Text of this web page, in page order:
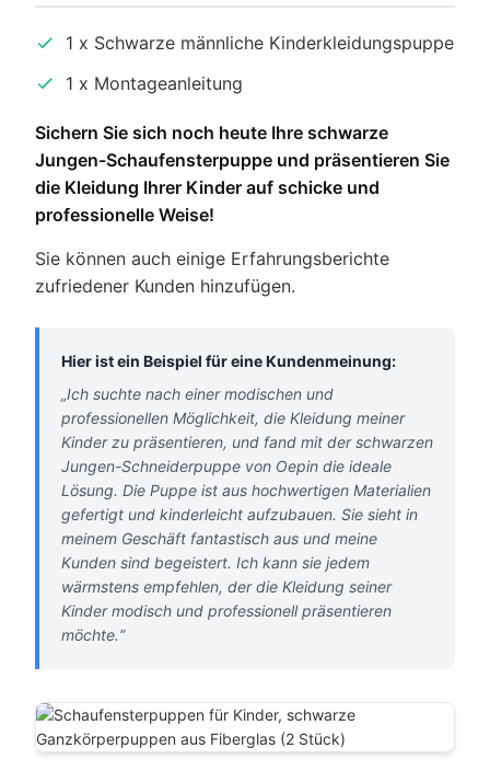
1 x Schwarze männliche Kinderkleidungspuppe
1 x Montageanleitung
Sichern Sie sich noch heute Ihre schwarze
Jungen-Schaufensterpuppe und präsentieren Sie
die Kleidung Ihrer Kinder auf schicke und
professionelle Weise!
Sie können auch einige Erfahrungsberichte
zufriedener Kunden hinzufügen.
Hier ist ein Beispiel für eine Kundenmeinung:
„Ich suchte nach einer modischen und
professionellen Möglichkeit, die Kleidung meiner
Kinder zu präsentieren, und fand mit der schwarzen
Jungen-Schneiderpuppe von Oepin die ideale
Lösung. Die Puppe ist aus hochwertigen Materialien
gefertigt und kinderleicht aufzubauen. Sie sieht in
meinem Geschäft fantastisch aus und meine
Kunden sind begeistert. Ich kann sie jedem
wärmstens empfehlen, der die Kleidung seiner
Kinder modisch und professionell präsentieren
möchte.“